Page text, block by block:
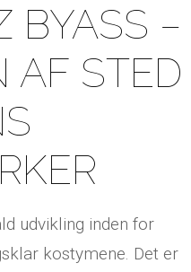
BYASS –
AF STED
udvikling inden for
kostymene. Det er